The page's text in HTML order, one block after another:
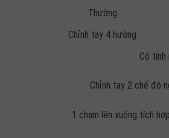
Thường
Chỉnh tay 4 hướng
Có tính
Chỉnh tay 2 chế độ
1 chạm lên xuống tích